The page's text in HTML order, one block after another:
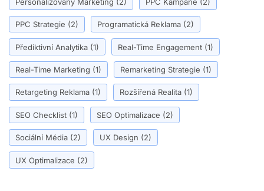
PPC Strategie (2) Programatická Reklama (2)
Přediktivní Analytika (1) Real-Time Engagement (1)
Real-Time Marketing (1) Remarketing Strategie (1)
Retargeting Reklama (1) Rozšířená Realita (1)
SEO Checklist (1) SEO Optimalizace (2)
Sociální Média (2) UX Design (2)
UX Optimalizace (2)